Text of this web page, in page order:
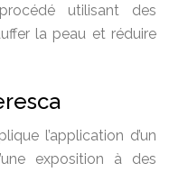
utilisant des
la peau et réduire
l’application d’un
exposition à des